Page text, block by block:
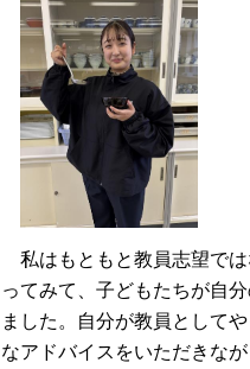
私はもともと教員志望では
ってみて、子どもたちが自
ました。自分が教員として
なアドバイスをいただきな